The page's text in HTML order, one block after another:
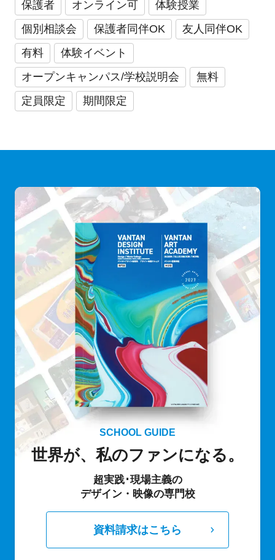
保護者 オンライン可
体験授業
個別相談会
保護者同伴OK
友人同伴OK
有料
体験イベント
オープンキャンパス/学校説明会
無料
定員限定
期間限定
SCHOOL GUIDE
世界が、私のファンになる。
超実践･現場主義の
デザイン・映像の専門校
資料請求はこちら